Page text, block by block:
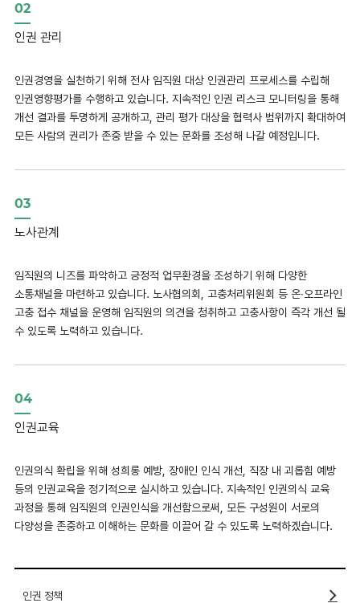
02
인권 관리
인권경영을 실천하기 위해 전사 임직원 대상 인권관리 프로세스를 수립해
인권영향평가를 수행하고 있습니다. 지속적인 인권 리스크 모니터링을 통해
개선 결과를 투명하게 공개하고, 관리 평가 대상을 협력사 범위까지 확대하여
모든 사람의 권리가 존중 받을 수 있는 문화를 조성해 나갈 예정입니다.
03
노사관계
임직원의 니즈를 파악하고 긍정적 업무환경을 조성하기 위해 다양한
소통채널을 마련하고 있습니다. 노사협의회, 고충처리위원회 등 온∙오프라인
고충 접수 채널을 운영해 임직원의 의견을 청취하고 고충사항이 즉각 개선 될
수 있도록 노력하고 있습니다.
04
인권교육
인권의식 확립을 위해 성희롱 예방, 장애인 인식 개선, 직장 내 괴롭힘 예방
등의 인권교육을 정기적으로 실시하고 있습니다. 지속적인 인권의식 교육
과정을 통해 임직원의 인권인식을 개선함으로써, 모든 구성원이 서로의
다양성을 존중하고 이해하는 문화를 이끌어 갈 수 있도록 노력하겠습니다.
인권 정책